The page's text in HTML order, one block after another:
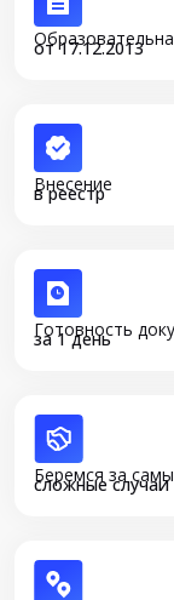
от 17.12.2013
Внесение
в реестр
Готовность
за 1 день
Беремся за
сложные случаи